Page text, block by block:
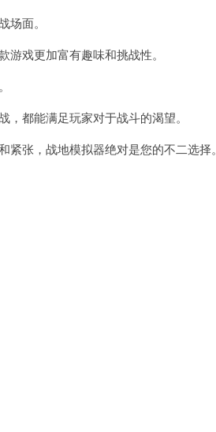
面。
戏更加富有趣味和挑战性。
都能满足玩家对于战斗的渴望。
张，战地模拟器绝对是您的不二选择。